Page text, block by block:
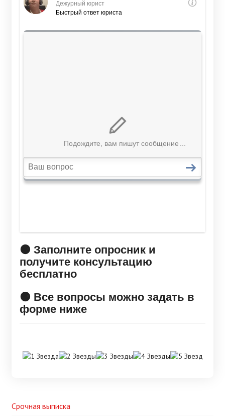
🟠 Заполните опросник и
получите консультацию
бесплатно
🟠 Все вопросы можно задать в
форме ниже
Срочная выписка